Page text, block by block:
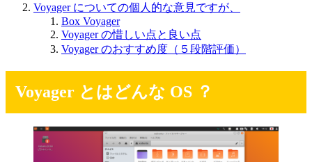
Voyager についての個人的な意見ですが、
Box Voyager
Voyager の惜しい点と良い点
Voyager のおすすめ度（５段階評価）
Voyager とはどんな OS ？